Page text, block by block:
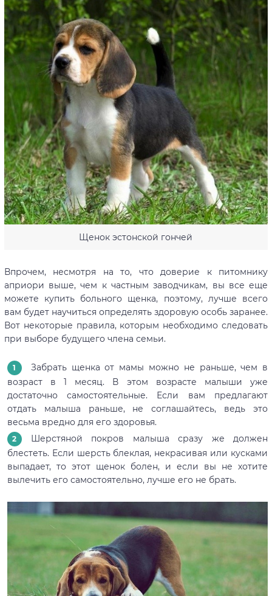
Щенок эстонской гончей
Впрочем, несмотря на то, что доверие к питомнику
априори выше, чем к частным заводчикам, вы все еще
можете купить больного щенка, поэтому, лучше всего
вам будет научиться определять здоровую особь заранее.
Вот некоторые правила, которым необходимо следовать
при выборе будущего члена семьи.
Забрать щенка от мамы можно не раньше, чем в
возраст в 1 месяц. В этом возрасте малыши уже
достаточно самостоятельные. Если вам предлагают
отдать малыша раньше, не соглашайтесь, ведь это
весьма вредно для его здоровья.
Шерстяной покров малыша сразу же должен
блестеть. Если шерсть блеклая, некрасивая или кусками
выпадает, то этот щенок болен, и если вы не хотите
вылечить его самостоятельно, лучше его не брать.